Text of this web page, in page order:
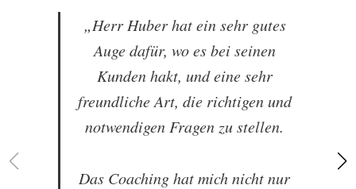
„Herr Huber hat ein sehr gutes
Auge dafür, wo es bei seinen
Kunden hakt, und eine sehr
freundliche Art, die richtigen und
notwendigen Fragen zu stellen.
Das Coaching hat mich nicht nur